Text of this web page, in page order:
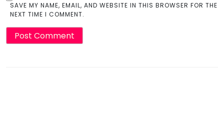
SAVE MY NAME, EMAIL, AND WEBSITE IN THIS BROWSER FOR THE
NEXT TIME I COMMENT.